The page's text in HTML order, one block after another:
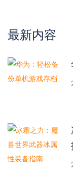
最新内容